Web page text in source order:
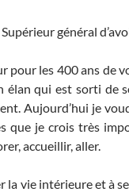
général
pour les 400 ans de
qui est sorti de
Aujourd’hui je
que je crois très
accueillir, aller.
vie intérieure et à